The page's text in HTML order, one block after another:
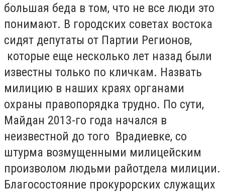
большая беда в том, что не все люди это
понимают. В городских советах востока
сидят депутаты от Партии Регионов,
которые еще несколько лет назад были
известны только по кличкам. Назвать
милицию в наших краях органами
охраны правопорядка трудно. По сути,
Майдан 2013-го года начался в
неизвестной до того Врадиевке, со
штурма возмущенными милицейским
произволом людьми райотдела милиции.
Благосостояние прокурорских служащих